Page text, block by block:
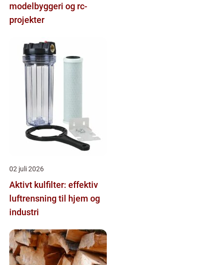
modelbyggeri og rc-
projekter
02 juli 2026
Aktivt kulfilter: effektiv
luftrensning til hjem og
industri